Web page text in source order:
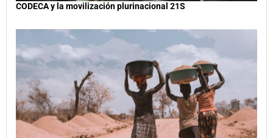
CODECA y la movilización plurinacional 21S